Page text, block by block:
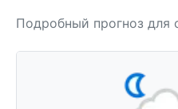
Подробный прогноз для